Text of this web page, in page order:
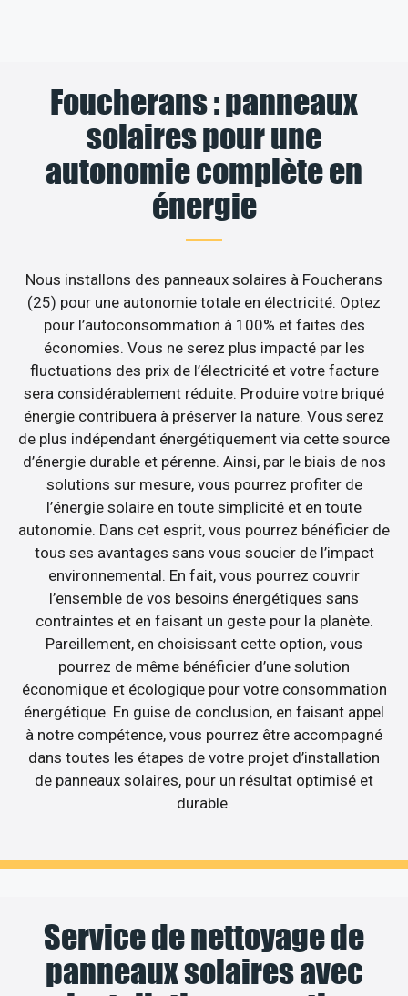
Foucherans : panneaux
solaires pour une
autonomie complète en
énergie
Nous installons des panneaux solaires à Foucherans
(25) pour une autonomie totale en électricité. Optez
pour l’autoconsommation à 100% et faites des
économies. Vous ne serez plus impacté par les
fluctuations des prix de l’électricité et votre facture
sera considérablement réduite. Produire votre briqué
énergie contribuera à préserver la nature. Vous serez
de plus indépendant énergétiquement via cette source
d’énergie durable et pérenne. Ainsi, par le biais de nos
solutions sur mesure, vous pourrez profiter de
l’énergie solaire en toute simplicité et en toute
autonomie. Dans cet esprit, vous pourrez bénéficier de
tous ses avantages sans vous soucier de l’impact
environnemental. En fait, vous pourrez couvrir
l’ensemble de vos besoins énergétiques sans
contraintes et en faisant un geste pour la planète.
Pareillement, en choisissant cette option, vous
pourrez de même bénéficier d’une solution
économique et écologique pour votre consommation
énergétique. En guise de conclusion, en faisant appel
à notre compétence, vous pourrez être accompagné
dans toutes les étapes de votre projet d’installation
de panneaux solaires, pour un résultat optimisé et
durable.
Service de nettoyage de
panneaux solaires avec